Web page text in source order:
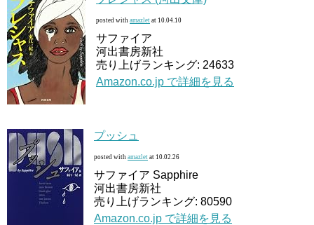
posted with amazlet at 10.04.10
サファイア
河出書房新社
売り上げランキング: 24633
Amazon.co.jp で詳細を見る
プッシュ
posted with amazlet at 10.02.26
サファイア Sapphire
河出書房新社
売り上げランキング: 80590
Amazon.co.jp で詳細を見る